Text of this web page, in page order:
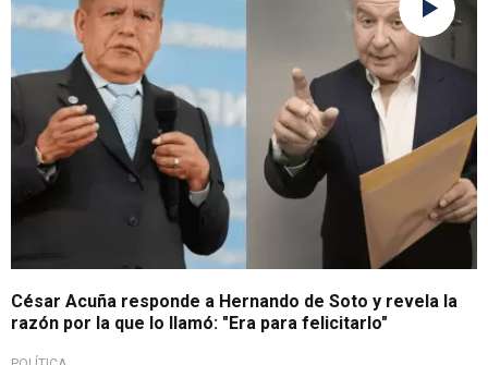
César Acuña responde a Hernando de Soto y revela la
razón por la que lo llamó: "Era para felicitarlo"